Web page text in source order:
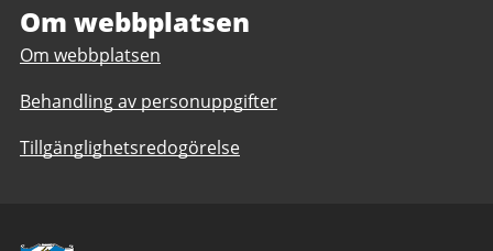
Konst
Om webbplatsen
Om webbplatsen
Behandling av personuppgifter
Tillgänglighetsredogörelse